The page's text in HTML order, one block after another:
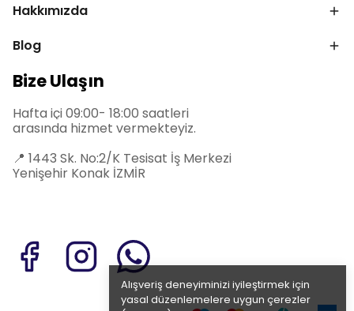
Alışveriş deneyiminizi iyileştirmek için
yasal düzenlemelere uygun çerezler
Hakkımızda
Blog
Bize Ulaşın
Hafta içi 09:00- 18:00 saatleri
arasında hizmet vermekteyiz.
📍 1443 Sk. No:2/K Tesisat İş Merkezi
Yenişehir Konak İZMİR